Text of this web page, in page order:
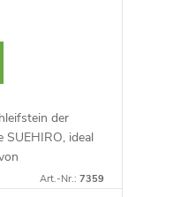
der
SUEHIRO, ideal
anderen
Art.-Nr.: 7359